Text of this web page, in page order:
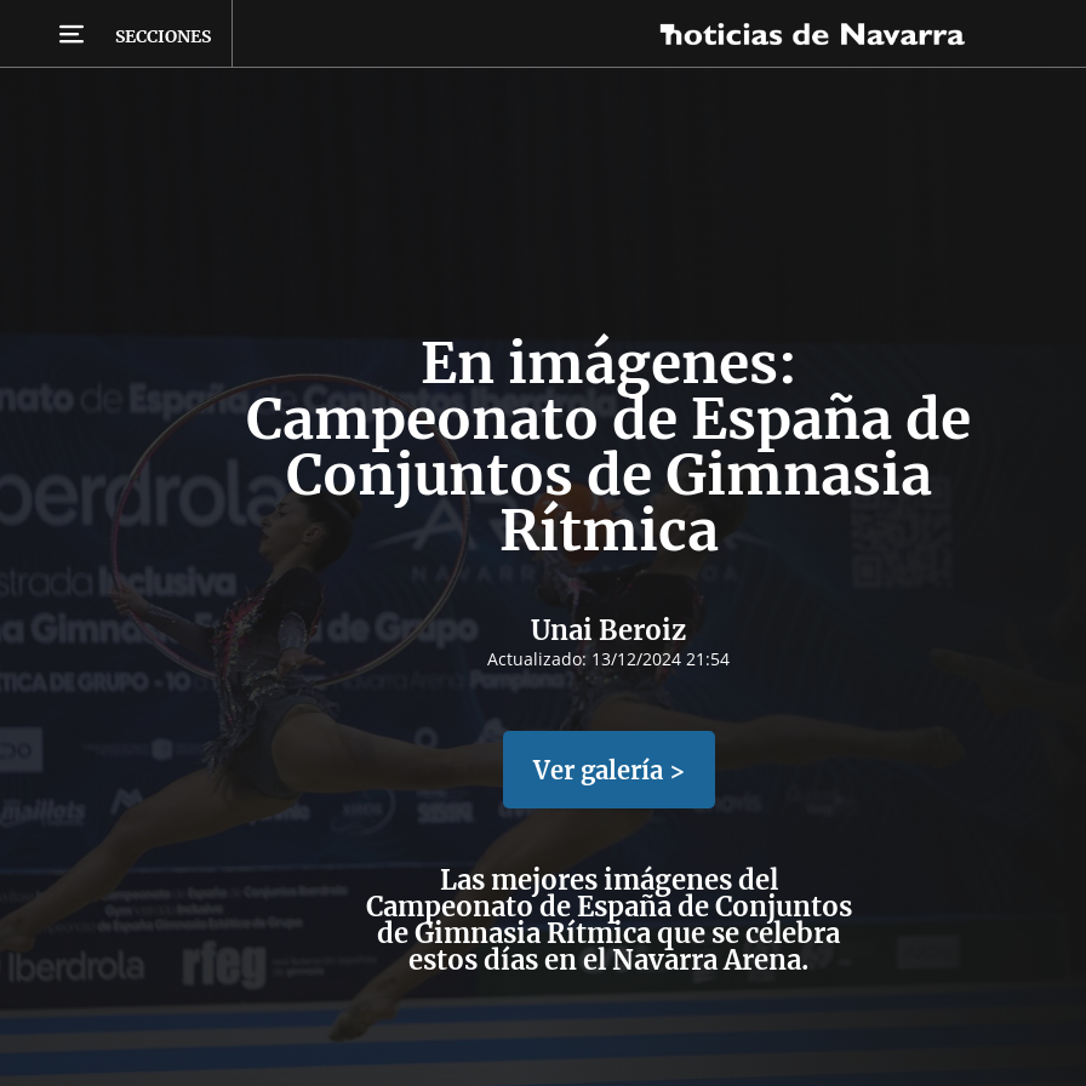
SECCIONES
En imágenes:
Campeonato de España de
Conjuntos de Gimnasia
Rítmica
Unai Beroiz
Actualizado: 13/12/2024 21:54
Ver galería >
Las mejores imágenes del
Campeonato de España de Conjuntos
de Gimnasia Rítmica que se celebra
estos días en el Navarra Arena.